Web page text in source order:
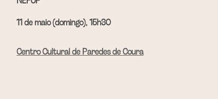
RESUMO 2021
LOCAIS 2023
PROGRAMAÇÃO 2024
2025
11 de maio (domingo), 15h30
Centro Cultural de Paredes de Coura